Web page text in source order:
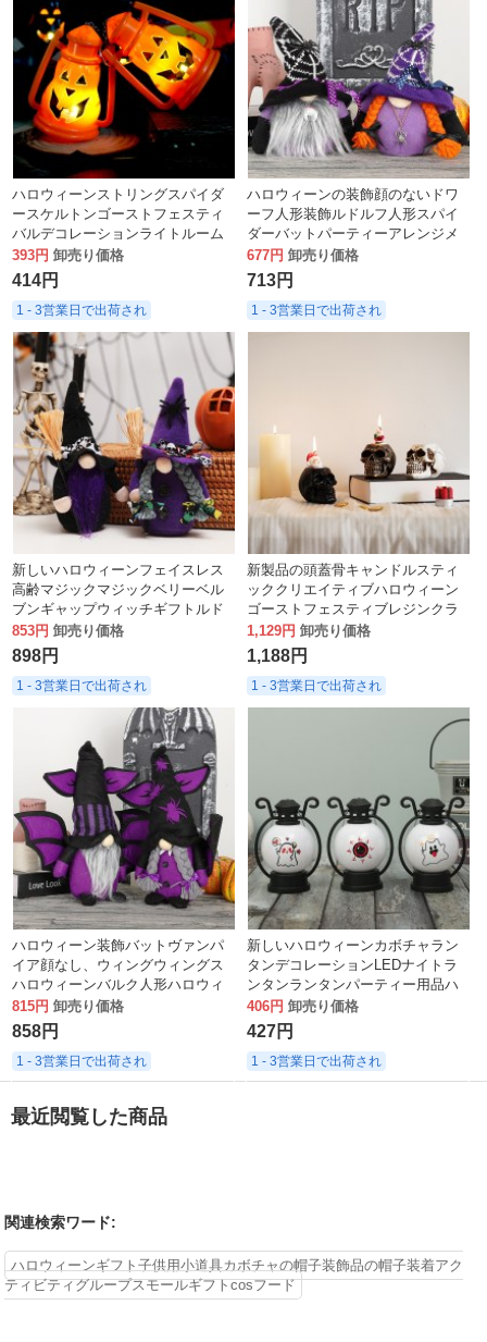
ハロウィーンストリングスパイダ
ースケルトンゴーストフェスティ
バルデコレーションライトルーム
雰囲気シーンカボチャライトスト
リング
393円 卸売り価格
414円
1 - 3営業日で出荷され
ハロウィーンの装飾顔のないドワ
ーフ人形装飾ルドルフ人形スパイ
ダーバットパーティーアレンジメ
ント卸売
677円 卸売り価格
713円
1 - 3営業日で出荷され
新しいハロウィーンフェイスレス
高齢マジックマジックベリーベル
ブンギャップウィッチギフトルド
ルフディスプレイ
853円 卸売り価格
898円
1 - 3営業日で出荷され
新製品の頭蓋骨キャンドルスティ
ッククリエイティブハロウィーン
ゴーストフェスティブレジンクラ
フトデスクトップポーチの装飾装
飾
1,129円 卸売り価格
1,188円
1 - 3営業日で出荷され
ハロウィーン装飾バットヴァンパ
イア顔なし、ウィングウィングス
ハロウィーンバルク人形ハロウィ
ーンの装飾
815円 卸売り価格
858円
1 - 3営業日で出荷され
新しいハロウィーンカボチャラン
タンデコレーションLEDナイトラ
ンタンランタンパーティー用品ハ
ンドライトハロウィーンギフト
406円 卸売り価格
427円
1 - 3営業日で出荷され
最近閲覧した商品
関連検索ワード:
ハロウィーンギフト子供用小道具カボチャの帽子装飾品の帽子装着アク
ティビティグループスモールギフトcosフード